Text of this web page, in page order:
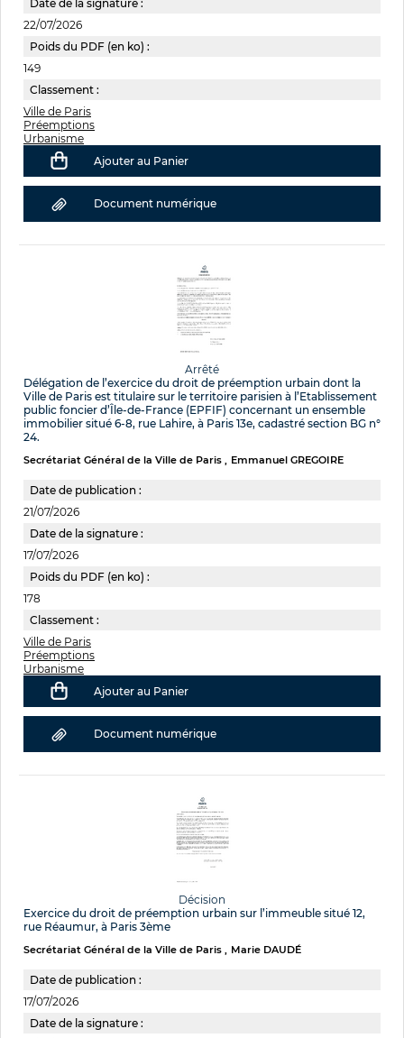
Date de la signature :
22/07/2026
Poids du PDF (en ko) :
149
Classement :
Ville de Paris
Préemptions
Urbanisme
Ajouter au Panier
Document numérique
Arrêté
Délégation de l’exercice du droit de préemption urbain dont la
Ville de Paris est titulaire sur le territoire parisien à l’Etablissement
public foncier d’Île-de-France (EPFIF) concernant un ensemble
immobilier situé 6-8, rue Lahire, à Paris 13e, cadastré section BG n°
24.
Secrétariat Général de la Ville de Paris Emmanuel GREGOIRE
Date de publication :
21/07/2026
Date de la signature :
17/07/2026
Poids du PDF (en ko) :
178
Classement :
Ville de Paris
Préemptions
Urbanisme
Ajouter au Panier
Document numérique
Décision
Exercice du droit de préemption urbain sur l’immeuble situé 12,
rue Réaumur, à Paris 3ème
Secrétariat Général de la Ville de Paris Marie DAUDÉ
Date de publication :
17/07/2026
Date de la signature :